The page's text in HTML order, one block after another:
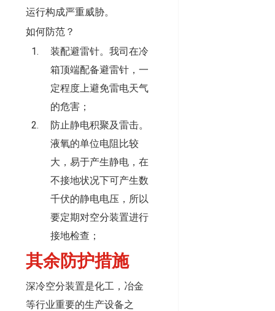
运行构成严重威胁。
如何防范？
装配避雷针。我司在冷
箱顶端配备避雷针，一
定程度上避免雷电天气
的危害；
防止静电积聚及雷击。
液氧的单位电阻比较
大，易于产生静电，在
不接地状况下可产生数
千伏的静电电压，所以
要定期对空分装置进行
接地检查；
其余防护措施
深冷空分装置是化工，冶金
等行业重要的生产设备之